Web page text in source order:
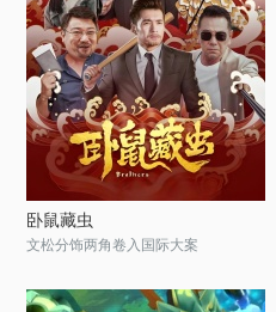
卧鼠藏虫
文松分饰两角卷入国际大案